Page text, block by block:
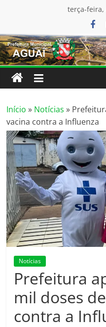
conteúdo
terça-feira,
Início » Notícias »
vacina contra a Influenza
Notícias
Prefeitura
mil doses
contra a